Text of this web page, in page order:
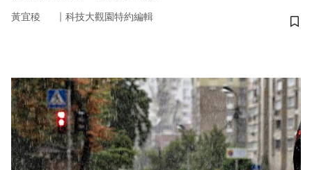
黃宜稜 ｜ 科技大觀園特約編輯
儲